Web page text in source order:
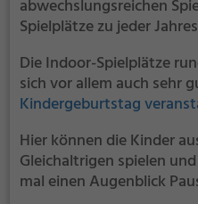
abwechslungsreichen
Spielplätze zu jeder
Die Indoor-Spielplätze
sich vor allem auch sehr
Kindergeburtstag
Hier können die Kinder
Gleichaltrigen spielen
mal einen Augenblick